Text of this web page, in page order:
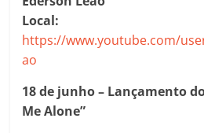
Local:
https://www.youtube.com/
ao
18 de junho – Lançamento
Me Alone”